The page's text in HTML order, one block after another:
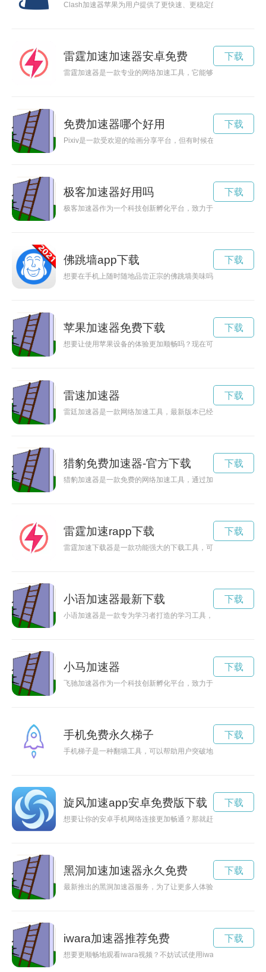
Clash加速器苹果为用户提供了更快速、更稳定的网络加速服务
雷霆加速加速器安卓免费
雷霆加速器是一款专业的网络加速工具，它能够帮助用户快速
下载
免费加速器哪个好用
Pixiv是一款受欢迎的绘画分享平台，但有时候在手机上使用会
下载
极客加速器好用吗
极客加速器作为一个科技创新孵化平台，致力于帮助创业者加
下载
佛跳墙app下载
想要在手机上随时随地品尝正宗的佛跳墙美味吗？赶快下载佛
下载
苹果加速器免费下载
想要让使用苹果设备的体验更加顺畅吗？现在可以免费下载永
下载
雷速加速器
雷廷加速器是一款网络加速工具，最新版本已经发布。通过下
下载
猎豹免费加速器-官方下载
猎豹加速器是一款免费的网络加速工具，通过加速网络连接，
下载
雷霆加速rapp下载
雷霆加速下载器是一款功能强大的下载工具，可以帮助用户快
下载
小语加速器最新下载
小语加速器是一款专为学习者打造的学习工具，通过其独特的
下载
小马加速器
飞驰加速器作为一个科技创新孵化平台，致力于帮助初创公司
下载
手机免费永久梯子
手机梯子是一种翻墙工具，可以帮助用户突破地域限制，访问
下载
旋风加速app安卓免费版下载
想要让你的安卓手机网络连接更加畅通？那就赶快下载这款免
下载
黑洞加速加速器永久免费
最新推出的黑洞加速器服务，为了让更多人体验这项前沿科技
下载
iwara加速器推荐免费
想要更顺畅地观看iwara视频？不妨试试使用iwara加速器，提
下载